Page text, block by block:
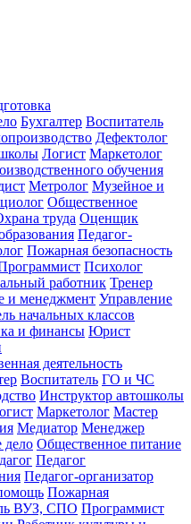
Бухгалтер Воспитатель
Дефектолог
Логист Маркетолог
обучения
Метролог Музейное и
Общественное
труда Оценщик
Педагог-
Пожарная безопасность
Психолог
работник Тренер
и менеджмент Управление
начальных классов
и финансы Юрист
деятельность
Воспитатель ГО и ЧС
Инструктор автошколы
Маркетолог Мастер
Медиатор Менеджер
дело Общественное питание
Педагог
Педагог-организатор
Пожарная
ВУЗ, СПО Программист